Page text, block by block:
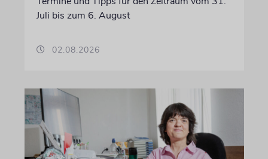
Juli bis zum 6. August
02.08.2026